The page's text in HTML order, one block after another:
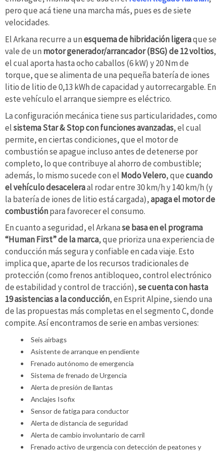
pero que acá tiene una marcha más, pues es de siete
velocidades.
El Arkana recurre a unesquema de hibridación ligeraque se
vale de un motor generador/arrancador (BSG) de 12 voltios,
el cual aporta hasta ocho caballos (6 kW) y 20 Nm de
torque, que se alimenta de una pequeña batería de iones
litio de litio de 0,13 kWh de capacidad y autorrecargable. En
este vehículo el arranque siempre es eléctrico.
La configuración mecánica tiene sus particularidades, como
elsistema Star & Stop con funciones avanzadas, el cual
permite, en ciertas condiciones, que el motor de
combustión se apague incluso antes de detenerse por
completo, lo que contribuye al ahorro de combustible;
además, lo mismo sucede con el Modo Velero, quecuando
el vehículo desaceleraal rodar entre 30 km/h y 140 km/h (y
la batería de iones de litio está cargada),apaga el motor de
combustiónpara favorecer el consumo.
En cuanto a seguridad, el Arkanase basa en el programa
“Human First” de la marca, que prioriza una experiencia de
conducción más segura y confiable en cada viaje. Esto
implica que, aparte de los recursos tradicionales de
protección (como frenos antibloqueo, control electrónico
de estabilidad y control de tracción),se cuenta con hasta
19 asistencias a la conducción, en Esprit Alpine, siendo una
de las propuestas más completas en el segmento C, donde
compite. Así encontramos de serie en ambas versiones:
Seis airbags
Asistente de arranque en pendiente
Frenado autónomo de emergencia
Sistema de frenado de Urgencia
Alerta de presión de llantas
Anclajes Isofix
Sensor de fatiga para conductor
Alerta de distancia de seguridad
Alerta de cambio involuntario de carril
Frenado activo de urgencia con detección de peatones y